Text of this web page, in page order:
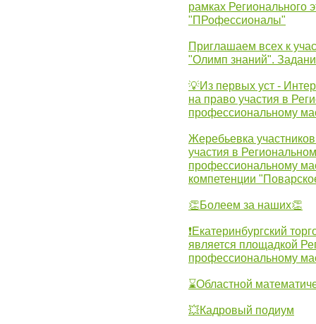
рамках Регионального
"ПРофессионалы"
Приглашаем всех к
"Олимп знаний".
💡Из первых уст -
на право участия в
профессиональному
Жеребьевка
участия в
профессиональному
компетенции
👏Болеем за наших👏
❗Екатеринбургский
является площадкой
профессиональному
⌛Областной
💥Кадровый подиум